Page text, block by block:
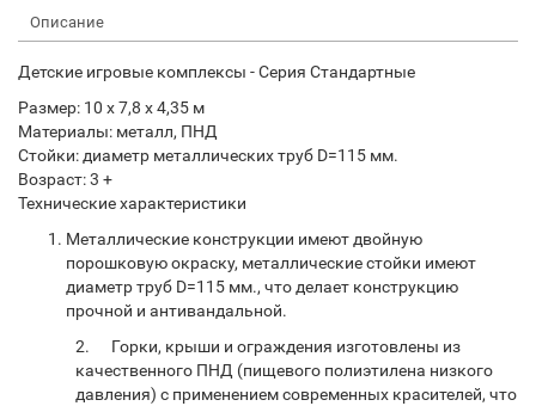
Описание
Детские игровые комплексы - Серия Стандартные
Размер: 10 х 7,8 х 4,35 м
Материалы: металл, ПНД
Стойки: диаметр металлических труб D=115 мм.
Возраст: 3 +
Технические характеристики
Металлические конструкции имеют двойную
порошковую окраску, металлические стойки имеют
диаметр труб D=115 мм., что делает конструкцию
прочной и антивандальной.
2.
Горки, крыши и ограждения изготовлены из
качественного ПНД (пищевого полиэтилена низкого
давления) с применением современных красителей, что